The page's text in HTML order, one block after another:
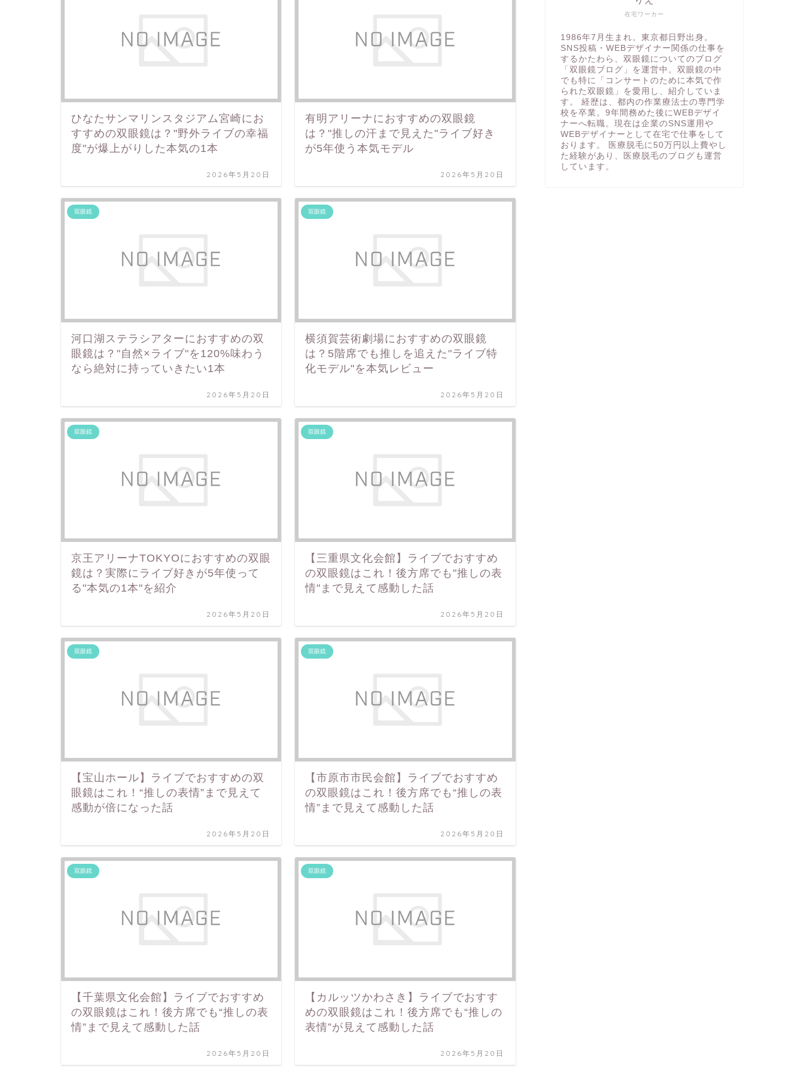
ひなたサンマリンスタジアム宮崎にお
すすめの双眼鏡は？"野外ライブの幸福
度"が爆上がりした本気の1本
2026年5月20日
有明アリーナにおすすめの双眼鏡
は？"推しの汗まで見えた"ライブ好き
が5年使う本気モデル
2026年5月20日
双眼鏡
河口湖ステラシアターにおすすめの双
眼鏡は？"自然×ライブ"を120%味わう
なら絶対に持っていきたい1本
2026年5月20日
双眼鏡
横須賀芸術劇場におすすめの双眼鏡
は？5階席でも推しを追えた"ライブ特
化モデル"を本気レビュー
2026年5月20日
双眼鏡
京王アリーナTOKYOにおすすめの双眼
鏡は？実際にライブ好きが5年使って
る"本気の1本"を紹介
2026年5月20日
双眼鏡
【三重県文化会館】ライブでおすすめ
の双眼鏡はこれ！後方席でも"推しの表
情"まで見えて感動した話
2026年5月20日
双眼鏡
【宝山ホール】ライブでおすすめの双
眼鏡はこれ！“推しの表情”まで見えて
感動が倍になった話
2026年5月20日
双眼鏡
【市原市市民会館】ライブでおすすめ
の双眼鏡はこれ！後方席でも“推しの表
情”まで見えて感動した話
2026年5月20日
双眼鏡
【千葉県文化会館】ライブでおすすめ
の双眼鏡はこれ！後方席でも“推しの表
情”まで見えて感動した話
2026年5月20日
双眼鏡
【カルッツかわさき】ライブでおすす
めの双眼鏡はこれ！後方席でも“推しの
表情”が見えて感動した話
2026年5月20日
在宅ワーカー
1986年7月生まれ。東京都日野出身。
SNS投稿・WEBデザイナー関係の仕事を
するかたわら、双眼鏡についてのブログ
「双眼鏡ブログ」を運営中。双眼鏡の中
でも特に「コンサートのために本気で作
られた双眼鏡」を愛用し、紹介していま
す。 経歴は、都内の作業療法士の専門学
校を卒業。9年間務めた後にWEBデザイ
ナーへ転職。現在は企業のSNS運用や
WEBデザイナーとして在宅で仕事をして
おります。 医療脱毛に50万円以上費やし
た経験があり、医療脱毛のブログも運営
しています。